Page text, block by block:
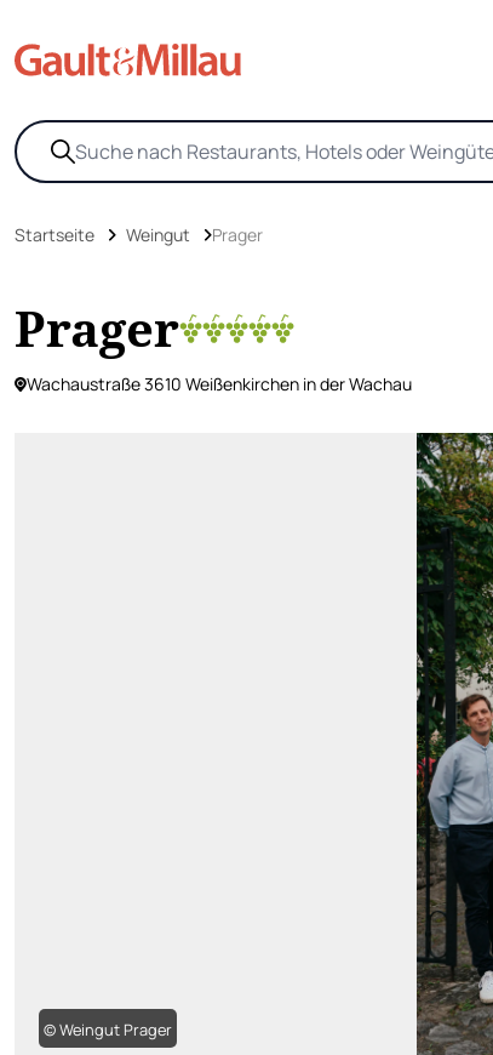
Startseite Weingut Prager
Prager
Wachaustraße 3610 Weißenkirchen in der Wachau
© Weingut Prager